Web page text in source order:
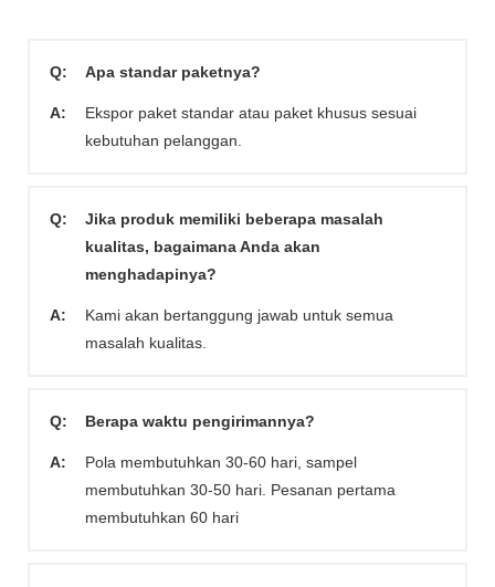
Q: Apa standar paketnya?
A:
Ekspor paket standar atau paket khusus sesuai
kebutuhan pelanggan.
Q:
Jika produk memiliki beberapa masalah
kualitas, bagaimana Anda akan
menghadapinya?
A:
Kami akan bertanggung jawab untuk semua
masalah kualitas.
Q: Berapa waktu pengirimannya?
A:
Pola membutuhkan 30-60 hari, sampel
membutuhkan 30-50 hari. Pesanan pertama
membutuhkan 60 hari